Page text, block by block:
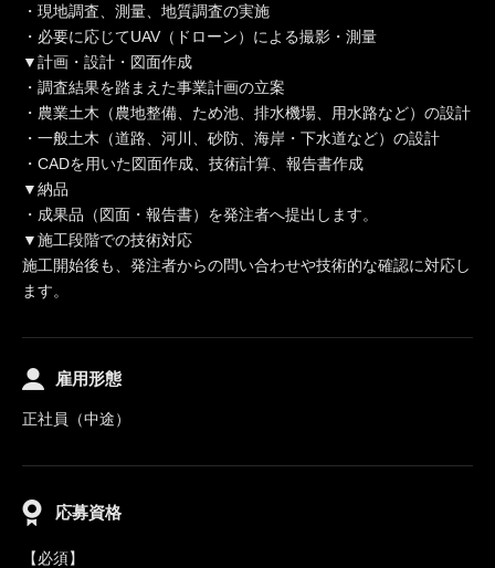
・現地調査、測量、地質調査の実施
・必要に応じてUAV（ドローン）による撮影・測量
▼計画・設計・図面作成
・調査結果を踏まえた事業計画の立案
・農業土木（農地整備、ため池、排水機場、用水路など）の設計
・一般土木（道路、河川、砂防、海岸・下水道など）の設計
・CADを用いた図面作成、技術計算、報告書作成
▼納品
・成果品（図面・報告書）を発注者へ提出します。
▼施工段階での技術対応
施工開始後も、発注者からの問い合わせや技術的な確認に対応し
ます。
雇用形態
正社員（中途）
応募資格
【必須】